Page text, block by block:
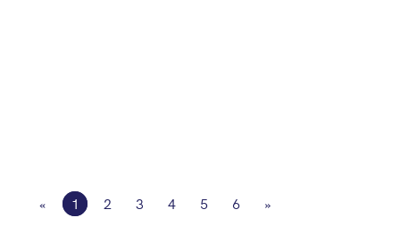
« 1 2 3 4 5 6 »